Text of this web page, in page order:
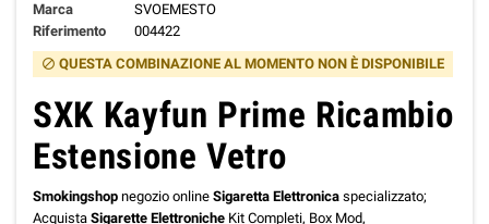
Marca
SVOEMESTO
Riferimento
004422
block QUESTA COMBINAZIONE AL MOMENTO NON È DISPONIBILE
SXK Kayfun Prime Ricambio
Estensione Vetro
Smokingshop negozio online Sigaretta Elettronica specializzato;
Acquista Sigarette Elettroniche Kit Completi, Box Mod,